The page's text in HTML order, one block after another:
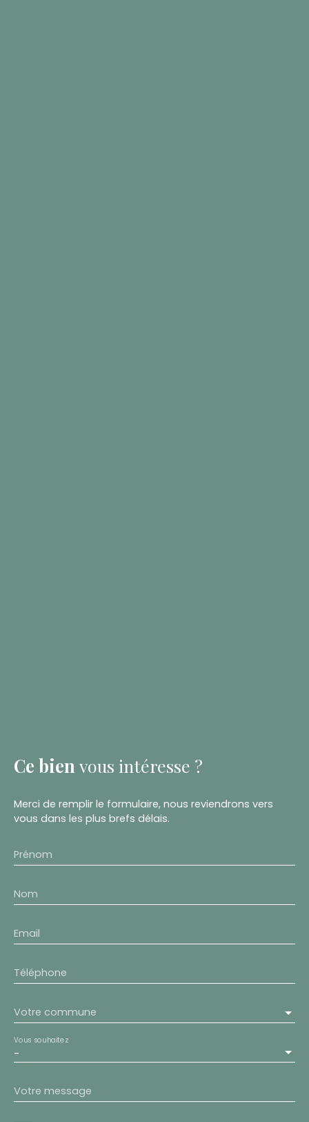
Ce bien vous intéresse ?
Merci de remplir le formulaire, nous reviendrons vers
vous dans les plus brefs délais.
Prénom
Nom
Email
Téléphone
Votre commune
-
Vous souhaitez
Votre message